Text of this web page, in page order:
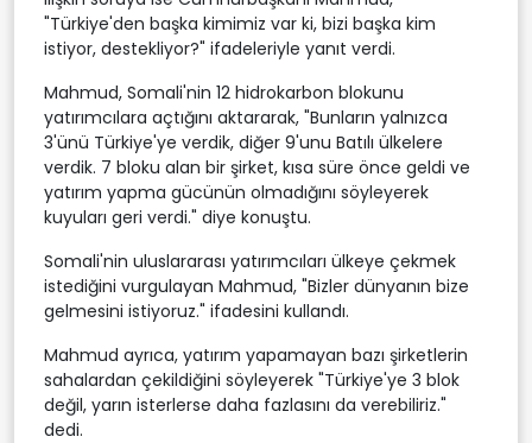
"Türkiye'den başka kimimiz var ki, bizi başka kim
istiyor, destekliyor?" ifadeleriyle yanıt verdi.
Mahmud, Somali'nin 12 hidrokarbon blokunu
yatırımcılara açtığını aktararak, "Bunların yalnızca
3'ünü Türkiye'ye verdik, diğer 9'unu Batılı ülkelere
verdik. 7 bloku alan bir şirket, kısa süre önce geldi ve
yatırım yapma gücünün olmadığını söyleyerek
kuyuları geri verdi." diye konuştu.
Somali'nin uluslararası yatırımcıları ülkeye çekmek
istediğini vurgulayan Mahmud, "Bizler dünyanın bize
gelmesini istiyoruz." ifadesini kullandı.
Mahmud ayrıca, yatırım yapamayan bazı şirketlerin
sahalardan çekildiğini söyleyerek "Türkiye'ye 3 blok
değil, yarın isterlerse daha fazlasını da verebiliriz."
dedi.